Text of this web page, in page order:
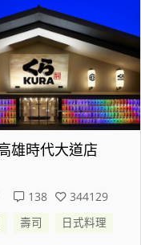
藏壽司 新店威秀裕隆店
25
迴轉壽司
壽司